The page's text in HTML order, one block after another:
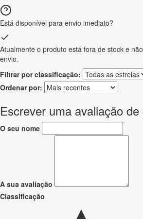
Está disponível para envio imediato?
Atualmente o produto está fora de stock e
envio.
Filtrar por classificação:
Ordenar por:
Escrever uma avaliação
O seu nome
A sua avaliação
Classificação